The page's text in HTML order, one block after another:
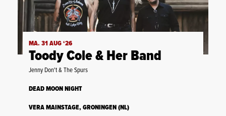
MA. 31 AUG ‘26
Toody Cole & Her Band
Jenny Don't & The Spurs
DEAD MOON NIGHT
VERA MAINSTAGE, GRONINGEN (NL)